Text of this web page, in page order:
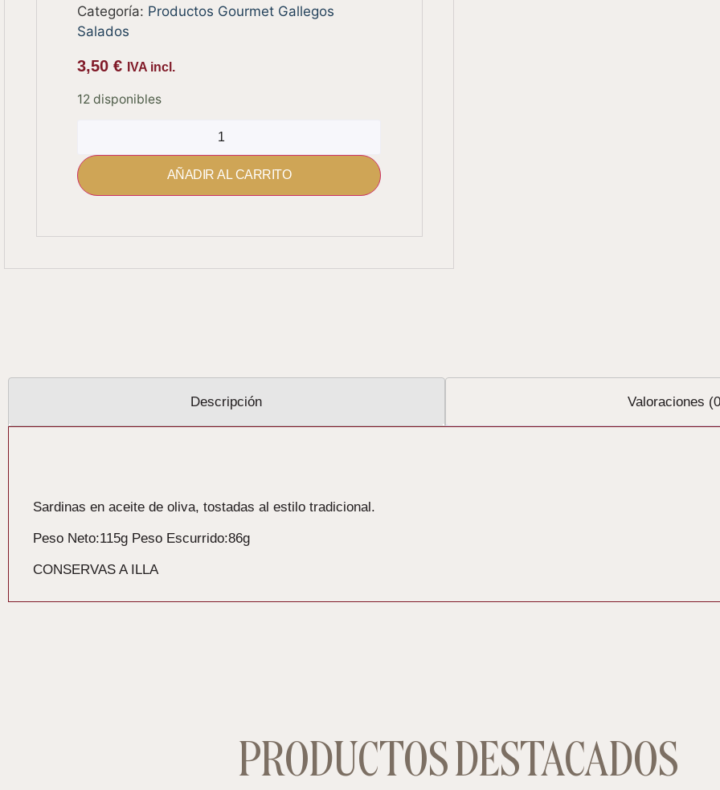
Categoría: Productos Gourmet Gallegos
Salados
3,50 € IVA incl.
12 disponibles
AÑADIR AL CARRITO
Descripción Valoraciones
Sardinas en aceite de oliva, tostadas al estilo tradicional.
Peso Neto:115g Peso Escurrido:86g
CONSERVAS A ILLA
PRODUCTOS DESTACADOS